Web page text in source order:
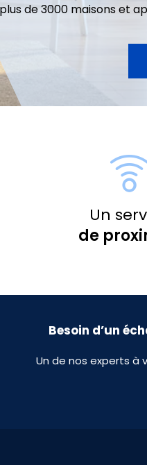
plus de 3000 maisons et
Un
de
Besoin d’un
Un de nos experts à